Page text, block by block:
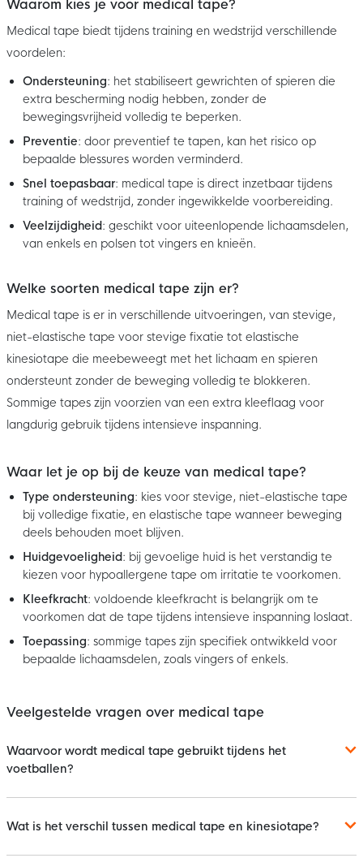
Waarom kies je voor medical tape?
Medical tape biedt tijdens training en wedstrijd verschillende
voordelen:
Ondersteuning: het stabiliseert gewrichten of spieren die
extra bescherming nodig hebben, zonder de
bewegingsvrijheid volledig te beperken.
Preventie: door preventief te tapen, kan het risico op
bepaalde blessures worden verminderd.
Snel toepasbaar: medical tape is direct inzetbaar tijdens
training of wedstrijd, zonder ingewikkelde voorbereiding.
Veelzijdigheid: geschikt voor uiteenlopende lichaamsdelen,
van enkels en polsen tot vingers en knieën.
Welke soorten medical tape zijn er?
Medical tape is er in verschillende uitvoeringen, van stevige,
niet-elastische tape voor stevige fixatie tot elastische
kinesiotape die meebeweegt met het lichaam en spieren
ondersteunt zonder de beweging volledig te blokkeren.
Sommige tapes zijn voorzien van een extra kleeflaag voor
langdurig gebruik tijdens intensieve inspanning.
Waar let je op bij de keuze van medical tape?
Type ondersteuning: kies voor stevige, niet-elastische tape
bij volledige fixatie, en elastische tape wanneer beweging
deels behouden moet blijven.
Huidgevoeligheid: bij gevoelige huid is het verstandig te
kiezen voor hypoallergene tape om irritatie te voorkomen.
Kleefkracht: voldoende kleefkracht is belangrijk om te
voorkomen dat de tape tijdens intensieve inspanning loslaat.
Toepassing: sommige tapes zijn specifiek ontwikkeld voor
bepaalde lichaamsdelen, zoals vingers of enkels.
Veelgestelde vragen over medical tape
Waarvoor wordt medical tape gebruikt tijdens het
voetballen?
Wat is het verschil tussen medical tape en kinesiotape?